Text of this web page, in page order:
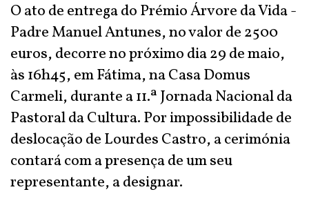
O ato de entrega do Prémio Árvore da Vida -
Padre Manuel Antunes, no valor de 2500
euros, decorre no próximo dia 29 de maio,
às 16h45, em Fátima, na Casa Domus
Carmeli, durante a 11.ª Jornada Nacional da
Pastoral da Cultura. Por impossibilidade de
deslocação de Lourdes Castro, a cerimónia
contará com a presença de um seu
representante, a designar.